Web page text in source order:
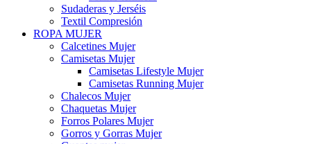
Sudaderas y Jerséis
Textil Compresión
ROPA MUJER
Calcetines Mujer
Camisetas Mujer
Camisetas Lifestyle Mujer
Camisetas Running Mujer
Chalecos Mujer
Chaquetas Mujer
Forros Polares Mujer
Gorros y Gorras Mujer